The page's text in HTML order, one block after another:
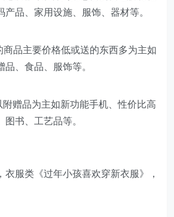
产品、家用设施、服饰、器材等。
商品主要价格低或送的东西多为主如
、食品、服饰等。
赠品为主如新功能手机、性价比高
书、工艺品等。
衣服类《过年小孩喜欢穿新衣服》，